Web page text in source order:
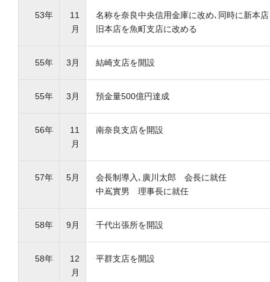
53年
11
月
名称を奈良中央信用金庫に改め､同時に新本
旧本店を魚町支店に改める
55年 3月 結崎支店を開設
55年 3月 預金量500億円達成
56年
11
月
南奈良支店を開設
57年 5月
会長制導入､廣川太郎 会長に就任
中嶌實男 理事長に就任
58年 9月 千代出張所を開設
58年
12
月
平群支店を開設